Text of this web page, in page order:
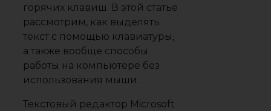
горячих клавиш. В этой статье
рассмотрим, как выделять
текст с помощью клавиатуры,
а также вообще способы
работы на компьютере без
использования мыши.
Текстовый редактор Microsoft